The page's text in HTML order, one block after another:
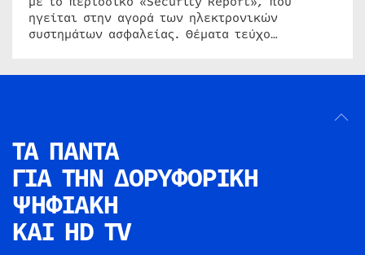
ηγείται στην αγορά των ηλεκτρονικών
συστημάτων ασφαλείας. Θέματα τεύχο…
ΤΑ ΠΑΝΤΑ
ΓΙΑ ΤΗΝ ΔΟΡΥΦΟΡΙΚΗ
ΨΗΦΙΑΚΗ
ΚΑΙ HD TV